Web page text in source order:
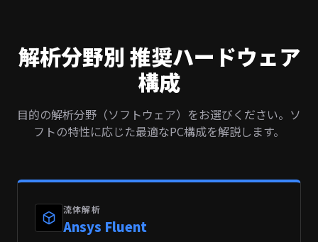
解析分野別 推奨ハードウェア
構成
目的の解析分野（ソフトウェア）をお選びください。ソ
フトの特性に応じた最適なPC構成を解説します。
流体解析
Ansys Fluent